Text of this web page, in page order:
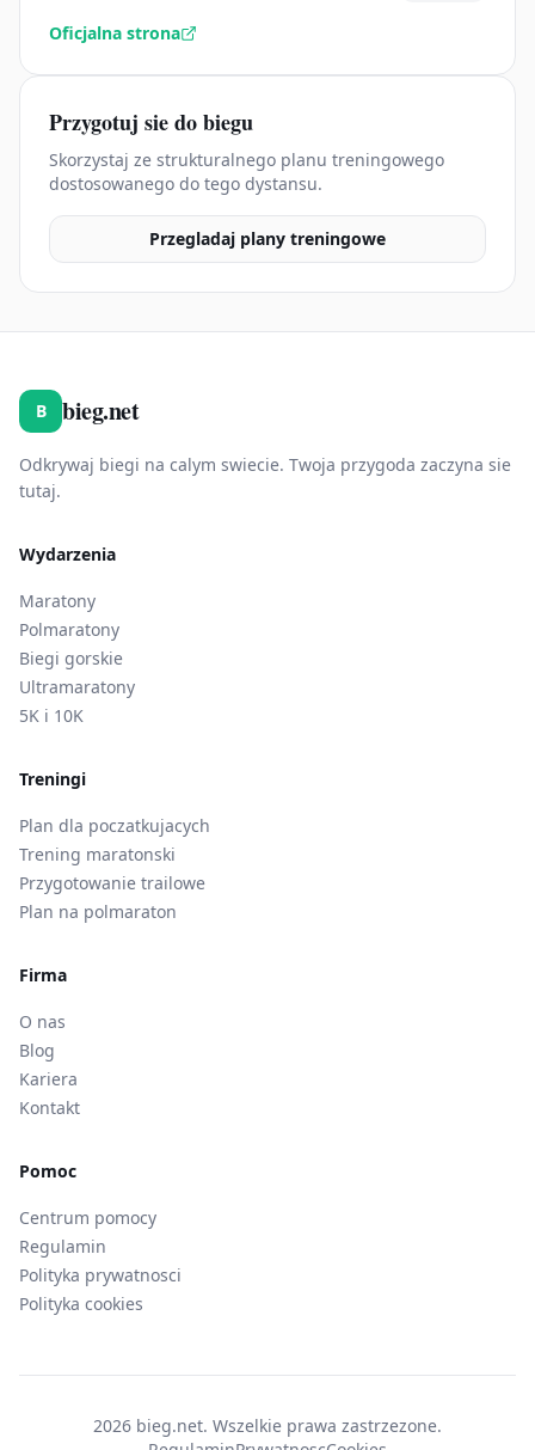
Oficjalna strona
Przygotuj sie do biegu
Skorzystaj ze strukturalnego planu treningowego
dostosowanego do tego dystansu.
Przegladaj plany treningowe
B bieg.net
Odkrywaj biegi na calym swiecie. Twoja przygoda zaczyna sie
tutaj.
Wydarzenia
Maratony
Polmaratony
Biegi gorskie
Ultramaratony
5K i 10K
Treningi
Plan dla poczatkujacych
Trening maratonski
Przygotowanie trailowe
Plan na polmaraton
Firma
O nas
Blog
Kariera
Kontakt
Pomoc
Centrum pomocy
Regulamin
Polityka prywatnosci
Polityka cookies
2026 bieg.net. Wszelkie prawa zastrzezone.